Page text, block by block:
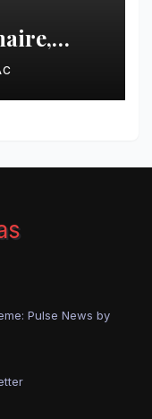
Pulse News by